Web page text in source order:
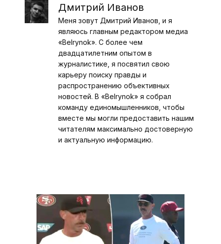
Дмитрий Иванов
Меня зовут Дмитрий Иванов, и я
являюсь главным редактором медиа
«Belrynok». С более чем
двадцатилетним опытом в
журналистике, я посвятил свою
карьеру поиску правды и
распространению объективных
новостей. В «Belrynok» я собрал
команду единомышленников, чтобы
вместе мы могли предоставить нашим
читателям максимально достоверную
и актуальную информацию.